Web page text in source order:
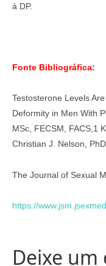
à DP.
Fonte Bibliográfica:
Testosterone Levels
Deformity in Men With
MSc, FECSM, FACS,1
Christian J. Nelson,
The Journal of Sexual
https://
Deixe